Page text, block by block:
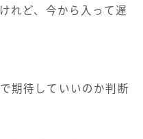
れど、今から入って遅
期待していいのか判断